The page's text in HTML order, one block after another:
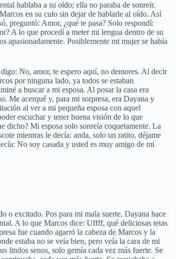
hablaba a su oído; ella no paraba de sonreír.
en su culo sin dejar de hablarle al oído. Así
preguntó: Amor, ¿qué te pasa? Solo respondí:
A lo que procedí a meter mi lengua dentro de su
apasionadamente. Posiblemente mi mujer se había
No, amor, te espero aquí, no demores. Al decir
por ninguna lado, ya todos se estaban
a buscar a mi esposa. Al posar la casa era
Me acerqué y, para mi sorpresa, era Dayana y
al ver a mi pequeña esposa con aquel
escuchar y tener buena visión de lo que
dicho? Mi esposa solo sonreía coquetamente. La
mientras le decía: anda, solo un ratito, déjame
No soy casada y usted es muy amigo de mi
o excitado. Pos para mi mala suerte, Dayana hace
A lo que Marcos dice: Uffff, qué deliciosas tetas
fue cuando agarró la cabeza de Marcos y la
estaba no se veía bien, pero veía la cara de mi
lindos senos, solo gemía cada vez más fuerte. Se